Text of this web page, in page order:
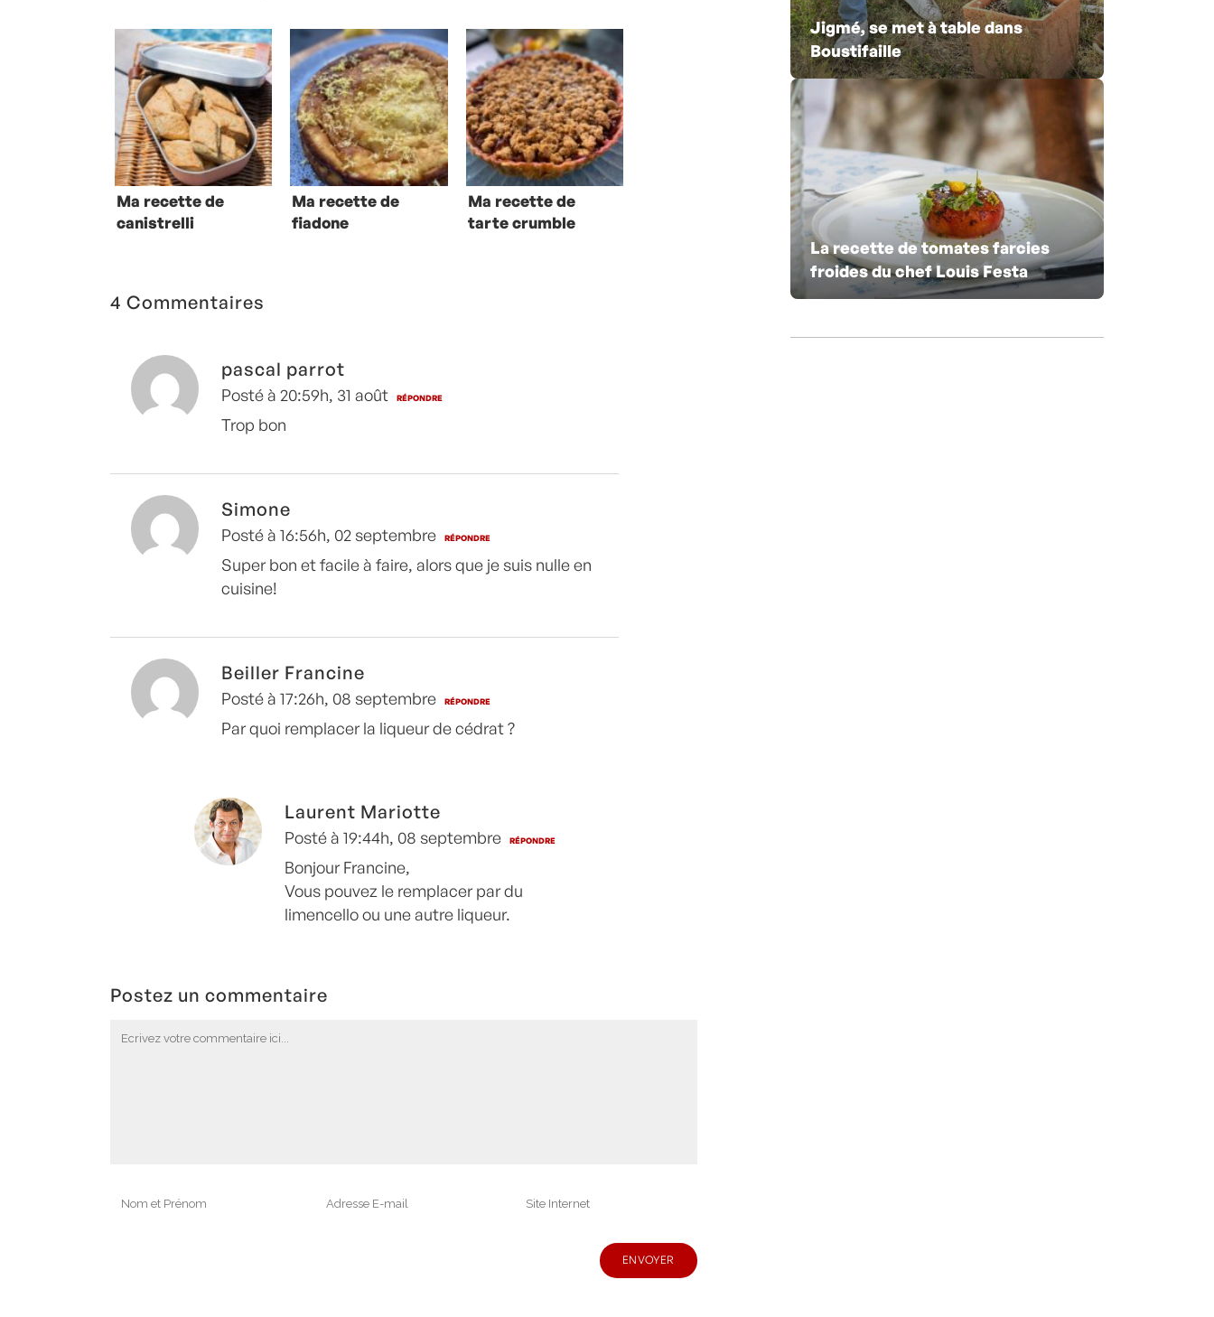
Ma recette de
canistrelli
Ma recette de
fiadone
Ma recette de
tarte crumble
4 Commentaires
pascal parrot
Posté à 20:59h, 31 août RÉPONDRE
Trop bon
Simone
Posté à 16:56h, 02 septembre RÉPONDRE
Super bon et facile à faire, alors que je suis nulle en
cuisine!
Beiller Francine
Posté à 17:26h, 08 septembre RÉPONDRE
Par quoi remplacer la liqueur de cédrat ?
Laurent Mariotte
Posté à 19:44h, 08 septembre RÉPONDRE
Bonjour Francine,
Vous pouvez le remplacer par du
limencello ou une autre liqueur.
Postez un commentaire
Jigmé, se met à table dans
Boustifaille
La recette de tomates farcies
froides du chef Louis Festa